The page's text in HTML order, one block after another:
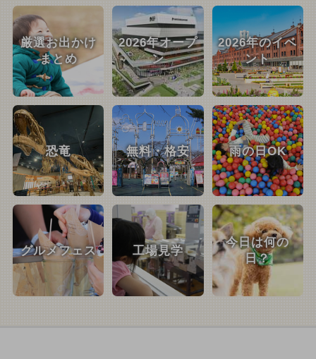
厳選お出かけ
まとめ
2026年オープ
ン
2026年のイベ
ント
恐竜 無料・格安 雨の日OK
グルメフェス 工場見学
今日は何の
日？